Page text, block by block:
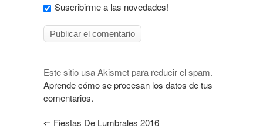
Suscribirme a las novedades!
Este sitio usa Akismet para reducir el spam.
Aprende cómo se procesan los datos de tus
comentarios.
⇐ Fiestas De Lumbrales 2016